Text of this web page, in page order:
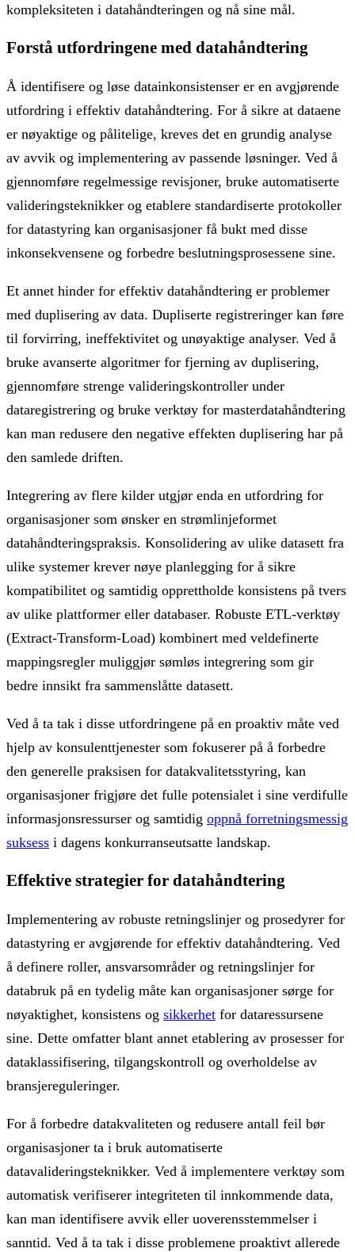
kompleksiteten i datahåndteringen og nå sine mål.
Forstå utfordringene med datahåndtering
Å identifisere og løse datainkonsistenser er en avgjørende
utfordring i effektiv datahåndtering. For å sikre at dataene
er nøyaktige og pålitelige, kreves det en grundig analyse
av avvik og implementering av passende løsninger. Ved å
gjennomføre regelmessige revisjoner, bruke automatiserte
valideringsteknikker og etablere standardiserte protokoller
for datastyring kan organisasjoner få bukt med disse
inkonsekvensene og forbedre beslutningsprosessene sine.
Et annet hinder for effektiv datahåndtering er problemer
med duplisering av data. Dupliserte registreringer kan føre
til forvirring, ineffektivitet og unøyaktige analyser. Ved å
bruke avanserte algoritmer for fjerning av duplisering,
gjennomføre strenge valideringskontroller under
dataregistrering og bruke verktøy for masterdatahåndtering
kan man redusere den negative effekten duplisering har på
den samlede driften.
Integrering av flere kilder utgjør enda en utfordring for
organisasjoner som ønsker en strømlinjeformet
datahåndteringspraksis. Konsolidering av ulike datasett fra
ulike systemer krever nøye planlegging for å sikre
kompatibilitet og samtidig opprettholde konsistens på tvers
av ulike plattformer eller databaser. Robuste ETL-verktøy
(Extract-Transform-Load) kombinert med veldefinerte
mappingsregler muliggjør sømløs integrering som gir
bedre innsikt fra sammenslåtte datasett.
Ved å ta tak i disse utfordringene på en proaktiv måte ved
hjelp av konsulenttjenester som fokuserer på å forbedre
den generelle praksisen for datakvalitetsstyring, kan
organisasjoner frigjøre det fulle potensialet i sine verdifulle
informasjonsressurser og samtidig oppnå forretningsmessig
suksess i dagens konkurranseutsatte landskap.
Effektive strategier for datahåndtering
Implementering av robuste retningslinjer og prosedyrer for
datastyring er avgjørende for effektiv datahåndtering. Ved
å definere roller, ansvarsområder og retningslinjer for
databruk på en tydelig måte kan organisasjoner sørge for
nøyaktighet, konsistens og sikkerhet for dataressursene
sine. Dette omfatter blant annet etablering av prosesser for
dataklassifisering, tilgangskontroll og overholdelse av
bransjereguleringer.
For å forbedre datakvaliteten og redusere antall feil bør
organisasjoner ta i bruk automatiserte
datavalideringsteknikker. Ved å implementere verktøy som
automatisk verifiserer integriteten til innkommende data,
kan man identifisere avvik eller uoverensstemmelser i
sanntid. Ved å ta tak i disse problemene proaktivt allerede